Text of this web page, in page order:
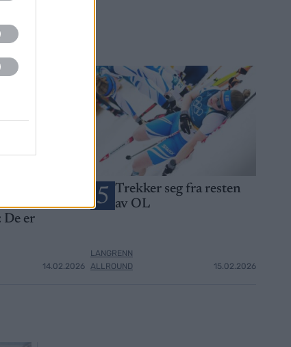
–
De er
14.02.2026
5 Trekker seg fra resten
av OL
LANGRENN
ALLROUND
15.02.2026